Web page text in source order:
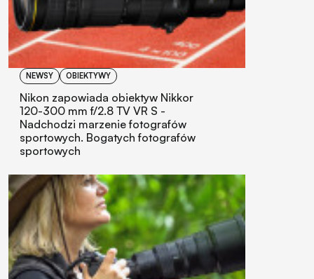
NEWSY OBIEKTYWY
Nikon zapowiada obiektyw Nikkor
120-300 mm f/2.8 TV VR S -
Nadchodzi marzenie fotografów
sportowych. Bogatych fotografów
sportowych